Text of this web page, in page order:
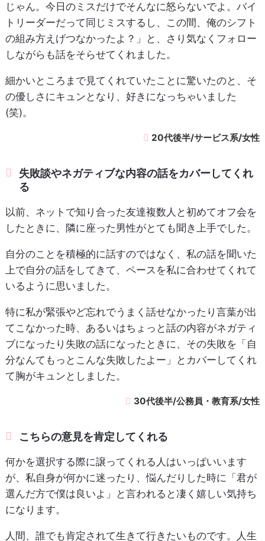
じゃん。今日のミスだけでそんなに怒らないでよ。バイ
トリーダーだって同じミスするし、この間、俺のシフト
の組み方えげつなかったよ？」と、さり気なくフォロー
しながらも話をそらせてくれました。
細かいところまで見てくれていたことに驚いたのと、そ
の優しさにキュンとなり、好きになっちゃいました
(笑)。
20代後半/サービス系/女性
失敗談やネガティブな内容の話をカバーしてくれ
る
以前、ネットで知り合った友達複数人と初めてオフ会を
したときに、隣に座った男性がとても聞き上手でした。
自分のことを積極的に話すのではなく、私の話を聞いた
上で自分の話をしてきて、ペースを私に合わせてくれて
いるように思いました。
特に私が緊張やど忘れでうまく話せなかったり言葉が出
てこなかった時、あるいはちょっと話の内容がネガティ
ブになったり失敗の話になったときに、その失敗を「自
分なんてもっとこんな失敗したよー」とカバーしてくれ
て胸がキュンとしました。
30代後半/公務員・教育系/女性
こちらの意見を肯定してくれる
何かを選択する際に譲ってくれる人はいっぱいいます
が、私自身が何かに迷ったり、悩んだりした時に「君が
選んだ方で僕は良いよ」と言われると凄く嬉しい気持ち
になります。
人間、誰でも肯定されて生きて行きたいものです。人生